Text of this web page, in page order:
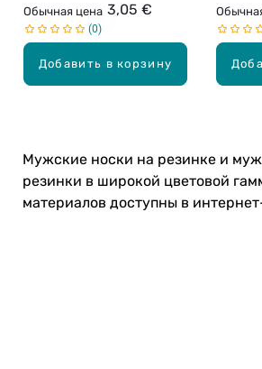
Добавить в корзину
Обычная цена 3,05 €
0
Мужские носки на резинке и
резинки в широкой цветовой
материалов доступны в